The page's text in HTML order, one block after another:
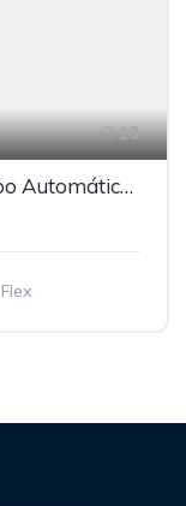
10
Hyundai Creta Platinum 1.0 Turbo Automático 2024
Flex